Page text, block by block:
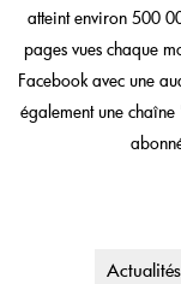
atteint environ 500
pages vues chaque
Facebook avec une
également une